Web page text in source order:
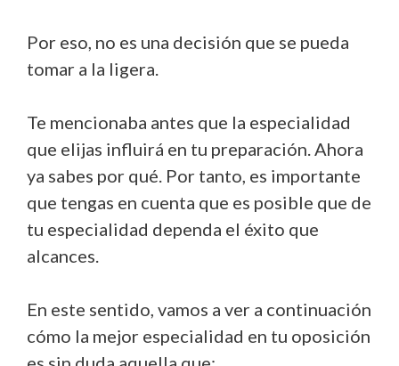
Por eso, no es una decisión que se pueda
tomar a la ligera.
Te mencionaba antes que la especialidad
que elijas influirá en tu preparación. Ahora
ya sabes por qué. Por tanto, es importante
que tengas en cuenta que es posible que de
tu especialidad dependa el éxito que
alcances.
En este sentido, vamos a ver a continuación
cómo la mejor especialidad en tu oposición